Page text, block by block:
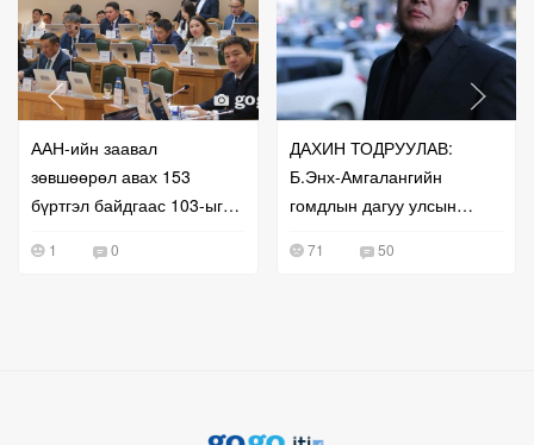
ААН-ийн заавал
зөвшөөрөл авах 153
бүртгэл байдгаас 103-ыг
1 0
ДАХИН ТОДРУУЛАВ:
Б.Энх-Амгалангийн
гомдлын дагуу улсын
өгчээ
71 50